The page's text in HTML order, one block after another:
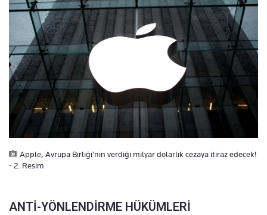
Apple, Avrupa Birliği'nin verdiği milyar dolarlık cezaya itiraz edecek!
- 2. Resim
ANTİ-YÖNLENDİRME HÜKÜMLERİ